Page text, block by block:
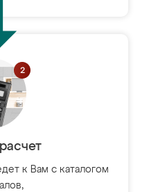
к Вам с каталогом